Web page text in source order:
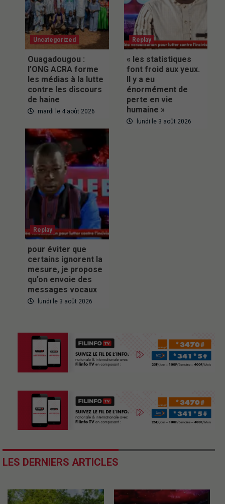
Uncategorized
Ouagadougou :
l’ONG ACRA forme
les médias à la lutte
contre les discours
de haine
mardi le 4 août 2026
Replay
« les statistiques
font froid aux yeux.
Il y a eu
énormément de
perte en vie
humaine »
lundi le 3 août 2026
Replay
pour éviter que
certains ignorent la
mesure, je propose
qu’on envoie des
messages vocaux
lundi le 3 août 2026
LES DERNIERS ARTICLES